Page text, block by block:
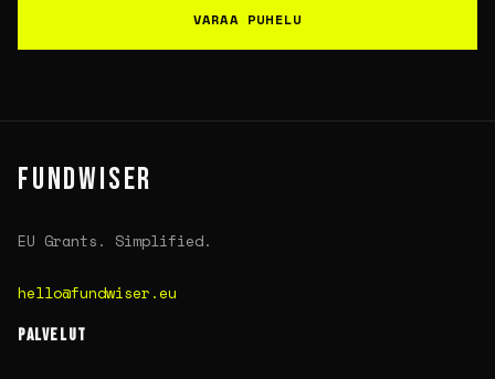
VARAA PUHELU
FUNDWISER
EU Grants. Simplified.
hello@fundwiser.eu
PALVELUT